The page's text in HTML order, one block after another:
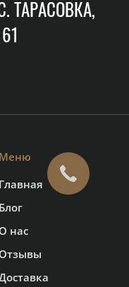
ТАРАСОВКА,
Меню
Главная
Блог
О нас
Отзывы